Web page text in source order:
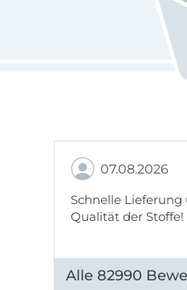
07.08.2026
Schnelle
Qualität der Stoffe!
Alle 82990